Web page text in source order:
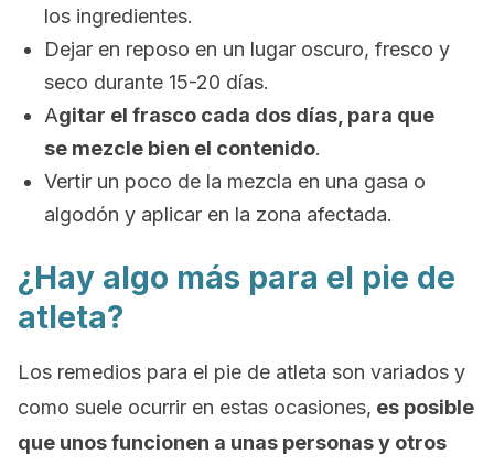
los ingredientes.
Dejar en reposo en un lugar oscuro, fresco y
seco durante 15-20 días.
Agitar el frasco cada dos días, para que
se mezcle bien el contenido.
Vertir un poco de la mezcla en una gasa o
algodón y aplicar en la zona afectada.
¿Hay algo más para el pie de
atleta?
Los remedios para el pie de atleta son variados y
como suele ocurrir en estas ocasiones, es posible
que unos funcionen a unas personas y otros